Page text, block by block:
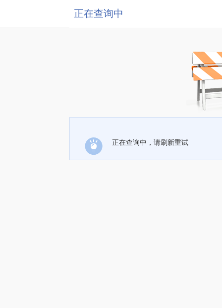
正在查询中
正在查询中，请刷新重试